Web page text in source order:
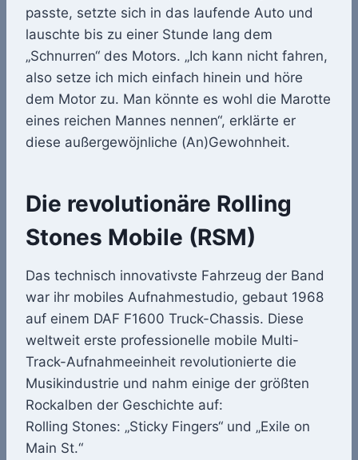
passte, setzte sich in das laufende Auto und
lauschte bis zu einer Stunde lang dem
„Schnurren“ des Motors. „Ich kann nicht fahren,
also setze ich mich einfach hinein und höre
dem Motor zu. Man könnte es wohl die Marotte
eines reichen Mannes nennen“, erklärte er
diese außergewöjnliche (An)Gewohnheit.
Die revolutionäre Rolling
Stones Mobile (RSM)
Das technisch innovativste Fahrzeug der Band
war ihr mobiles Aufnahmestudio, gebaut 1968
auf einem DAF F1600 Truck-Chassis. Diese
weltweit erste professionelle mobile Multi-
Track-Aufnahmeeinheit revolutionierte die
Musikindustrie und nahm einige der größten
Rockalben der Geschichte auf:
Rolling Stones: „Sticky Fingers“ und „Exile on
Main St.“